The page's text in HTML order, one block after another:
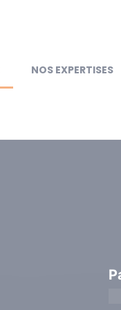
NOS EXPERTISES